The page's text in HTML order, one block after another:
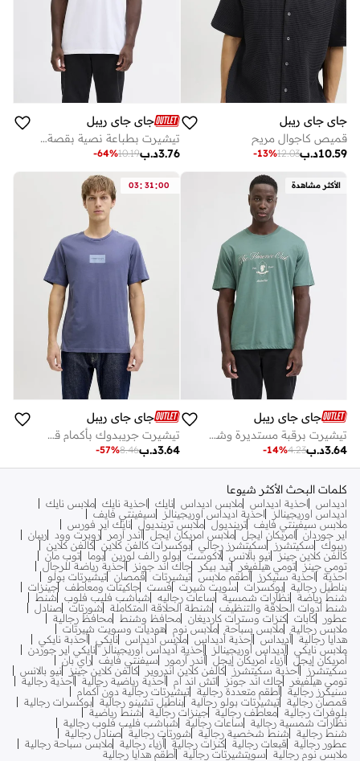
جاي جاي ريبل
قميص كاجوال مريح
د.ب10.59
12.03
-13%
جاي جاي ريبل
تيشيرت بطباعة نصية بقصة عادية وياقة دائرية
د.ب3.76
10.19
-64%
الأكثر مشاهدة
جاي جاي ريبل
تيشيرت برقبة مستديرة وشعار وقصة مريحة
د.ب3.64
4.23
-14%
03: 31:00
جاي جاي ريبل
تيشيرت جريبدوك بأكمام قصيرة وياقة مستديرة
د.ب3.64
8.46
-57%
كلمات البحث الأكثر شيوعا
اديداس احذية اديداس ملابس اديداس نايك احذية نايك ملابس نايك
اديداس اوريجينالز
احذية اديداس اوريجينالز
سيفينتي فايف
ملابس سيفينتي فايف ترينديول ملابس ترينديول نايك اير فورس
اير جوردان امريكان ايجل ملابس امريكان ايجل اندر ارمر روبرت وود
ريبان
ريبوك
سكيتشرز سكيتشرز رجالي بوكسرات كالفن كلاين كالفن كلاين
كالفن كلاين جينز نيو بالانس لاكوست بولو رالف لورين بوما
توب مان
تومي جينز تومي هيلفيغر تيد بيكر جاك اند جونز
أحذية رياضة للرجال
احذية
احذية سنيكرز أطقم ملابس تيشيرتات قمصان تيشيرتات بولو
بناطيل رجالية بوكسرات سويت شيرت فست جاكيتات ومعاطف جينزات
شنط رياضة نظارات شمسية ساعات رجاليه شباشب فليب فلوب
شنط
شنط أدوات الحلاقة والتنظيف
شنطة الحلاقة المتكاملة شورتات صنادل
عطور
كابات كنزات وسترات كارديغان محافظ وشنط
محافظ رجالية
ملابس رجالية ملابس سباحة ملابس نوم
هوديات وسويت شيرتات
هدايا رجالية أديداس أحذية أديداس ملابس أديداس نايكي أحذبة نايكي
ملابس نايكي أديداس أوريجينالز أحذية أديداس أوريجينالز
نايكي اير جوردن
أمريكان إيجل أزياء أمريكان إيجل أندر آرمور سيفنتي فايف راي بان
سكيتشرز
أحذية سكيتشرز كالفن كلاين اندروير كالفن كلاين جينز
نيو بالانس
تومي هيلفيغر
جاك اند جونز اتش اند ام أحذية رياضية رجالية أحذية رجالية
سنيكرز رجالية أطقم متعددة رجالية تيشيرتات رجالية دون أكمام
قمصان رجالية تيشيرتات بولو رجالية بناطيل تشينو رجالية بوكسرات رجالية
بلوفرات رجالية معاطف رجالية جينزات رجالية
شنط رياضية
نظارات شمسية رجالية
ساعات رجالية
شباشب فليب فلوب رجالية
شنط رجالية
شنط شخصية رجالية شورتات رجالية صنادل رجالية
عطور رجالية
قبعات رجالية كنزات رجالية أزياء رجالية ملابس سباحة رجالية
ملابس نوم رجالية
سويتشيرتات رجالية أطقم هدايا رجالية